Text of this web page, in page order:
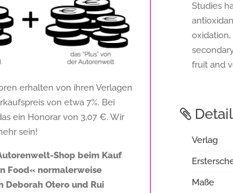
erhalten von ihren Verlagen
von etwa 7%. Bei
ein Honorar von 3,07 €. Wir
sein!
Shop beim Kauf
Food« normalerweise
Deborah Otero und Rui
Studies
fruit and
Verlag
Maße